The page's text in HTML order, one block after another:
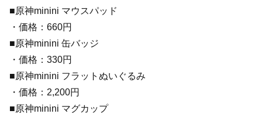
■原神minini マウスパッド
・価格：660円
■原神minini 缶バッジ
・価格：330円
■原神minini フラットぬいぐるみ
・価格：2,200円
■原神minini マグカップ